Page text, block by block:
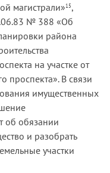
магистрали»15,
№ 388 «Об
района
на участке от
В связи
имущественных
об обязании
и разобрать
участки